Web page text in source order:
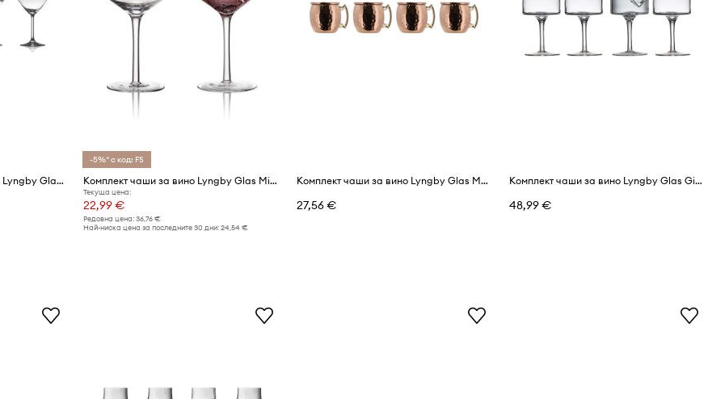
Комплект чаши за мартини Lyngby Glas Juvel 280 ml (4 броя)
-5%* с код: FS
Комплект чаши за вино Lyngby Glas Milano 600 ml (2 броя)
Текуща цена:
22,99 €
Редовна цена: 36,76 €
Най-ниска цена за последните 30 дни: 24,54 €
Комплект чаши за вино Lyngby Glas Moscow 80 ml (4 броя)
27,56 €
Комплект чаши за вино Lyngby Glas Gin & Tonic (4 броя)
48,99 €